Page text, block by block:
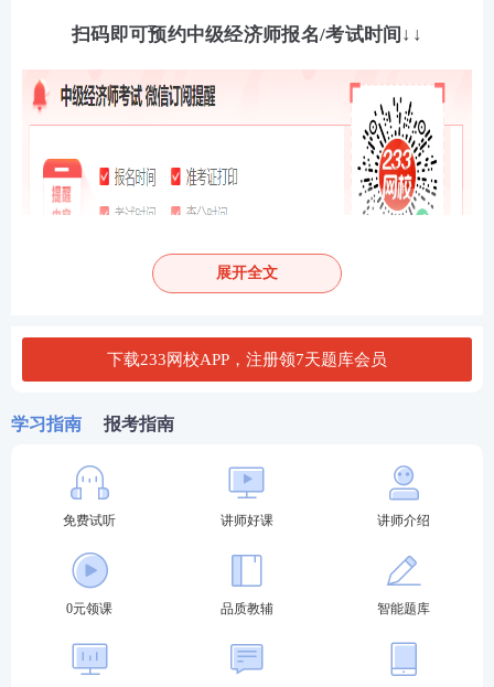
扫码即可预约中级经济师报名/考试时间↓↓
河南经济师考试形式及科目
河南2026年经济师考试形式为电子化考试（即机
初中级经济考试设置工商管理、农业经济、财政税
收、金融、保险、运输经济、人力资源管理、旅游经
济、建筑与房地产经济、知识产权等10个专业类别。
初中级经济考试均设公共科目《经济 基础知识》和专
》，题型均为客观题。初中
级经济考试分2天上、下午4个批次实施。各级别及专
展开全文
下载233网校APP，注册领7天题库会员
学习指南 报考指南
免费试听 讲师好课 讲师介绍
0元领课 品质教辅 智能题库